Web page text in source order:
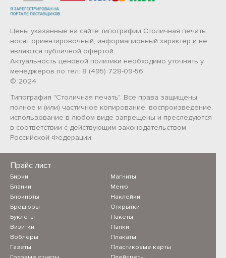
Прайс лист
Бирки
Бланки
Блокноты
Брошюры
Буклеты
Визитки
Воблеры
Газеты
Магниты
Меню
Наклейки
Открытки
Пакеты
Папки
Плакаты
Пластиковые карты
Цены указанные на сайте типографии Столичная печать
носят ориентировочный, информационный характер и не
являются публичной офертой.
Актуальность ценовой политики необходимо уточнять у
менеджеров по тел: 8 (495) 728-09-56
© 2024
Типография "Столичная печать". Все права защищены,
полное и (или) частичное копирование, воспроизведение,
использование в любом виде запрещены и преследуются
в соответствии с действующим законодательством
Российской Федерации.